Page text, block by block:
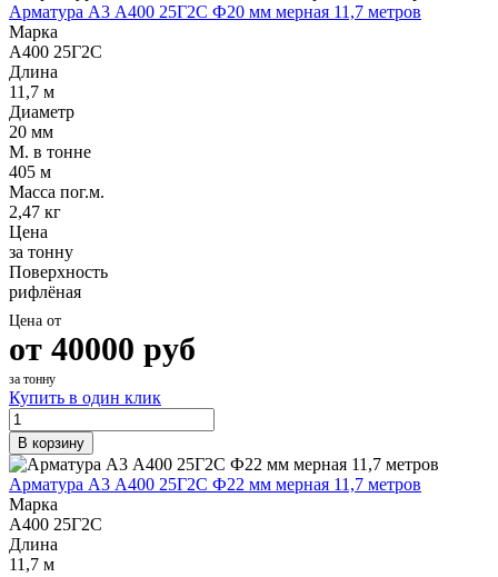
Арматура А3 А400 25Г2С Ф20 мм мерная 11,7 метров
Марка
А400 25Г2С
Длина
11,7 м
Диаметр
20 мм
М. в тонне
405 м
Масса пог.м.
2,47 кг
Цена
за тонну
Поверхность
рифлёная
Цена от
от 40000 руб
за тонну
Купить в один клик
В корзину
Арматура А3 А400 25Г2С Ф22 мм мерная 11,7 метров
Марка
А400 25Г2С
Длина
11,7 м